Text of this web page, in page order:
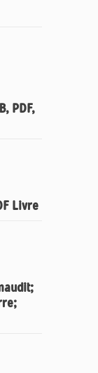
PDF,
Livre